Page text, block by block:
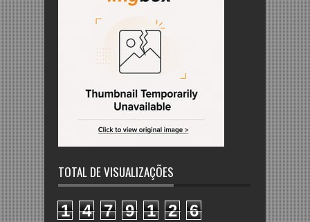
TOTAL DE VISUALIZAÇÕES
1 4 7 9 1 2 6